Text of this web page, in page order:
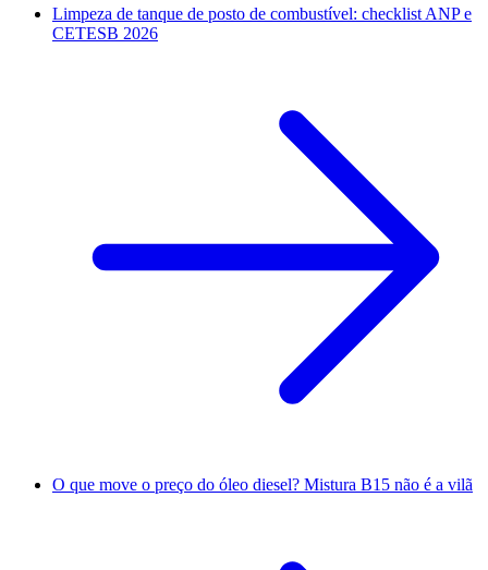
Limpeza de tanque de posto de combustível: checklist ANP e
CETESB 2026
O que move o preço do óleo diesel? Mistura B15 não é a vilã